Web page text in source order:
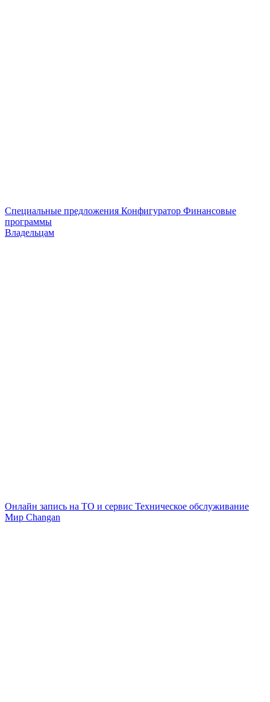
Специальные предложения Конфигуратор Финансовые
программы
Владельцам
Онлайн запись на ТО и сервис Техническое обслуживание
Мир Changan